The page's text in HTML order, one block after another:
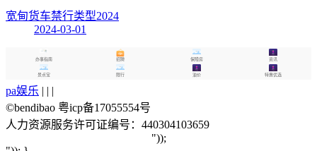
宽甸货车禁行类型2024
2024-03-01
办事指南 招聘 保障房 资讯
景点宝 限行 油价 特惠优选
pa娱乐 | | |
©bendibao 粤icp备17055554号
人力资源服务许可证编号：440304103659
"));